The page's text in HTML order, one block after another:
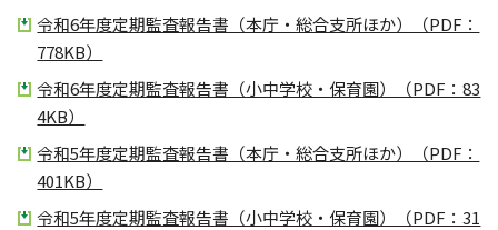
令和6年度定期監査報告書（本庁・総合支所ほか）（PDF：
778KB）
令和6年度定期監査報告書（小中学校・保育園）（PDF：83
4KB）
令和5年度定期監査報告書（本庁・総合支所ほか）（PDF：
401KB）
令和5年度定期監査報告書（小中学校・保育園）（PDF：31